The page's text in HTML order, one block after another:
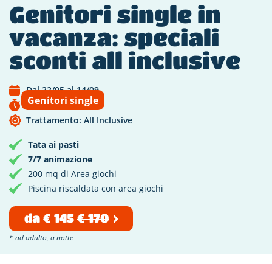
Genitori single in
vacanza: speciali
sconti all inclusive
Genitori single
Dal 22/05 al 14/09
Scade tra 28 giorni
Trattamento: All Inclusive
Tata ai pasti
7/7 animazione
200 mq di Area giochi
Piscina riscaldata con area giochi
da € 145 € 170
* ad adulto, a notte